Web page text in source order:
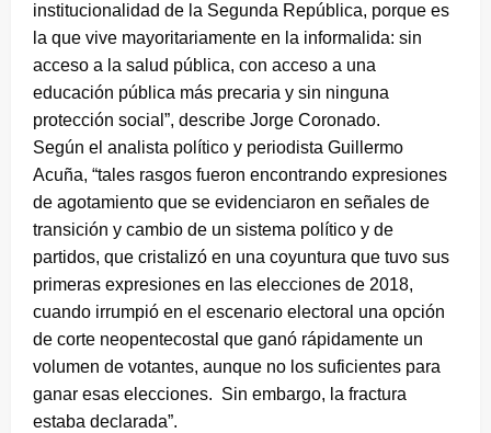
institucionalidad de la Segunda República, porque es
la que vive mayoritariamente en la informalida: sin
acceso a la salud pública, con acceso a una
educación pública más precaria y sin ninguna
protección social”, describe Jorge Coronado.
Según el analista político y periodista Guillermo
Acuña, “tales rasgos fueron encontrando expresiones
de agotamiento que se evidenciaron en señales de
transición y cambio de un sistema político y de
partidos, que cristalizó en una coyuntura que tuvo sus
primeras expresiones en las elecciones de 2018,
cuando irrumpió en el escenario electoral una opción
de corte neopentecostal que ganó rápidamente un
volumen de votantes, aunque no los suficientes para
ganar esas elecciones. Sin embargo, la fractura
estaba declarada”.